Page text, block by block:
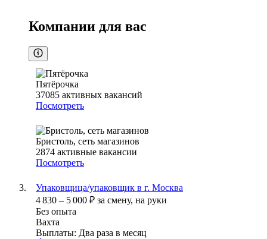
Компании для вас
Пятёрочка
37085 активных вакансий
Посмотреть
Бристоль, сеть магазинов
2874 активные вакансии
Посмотреть
Упаковщица/упаковщик в г. Москва
4 830 – 5 000 ₽ за смену, на руки
Без опыта
Вахта
Выплаты: Два раза в месяц